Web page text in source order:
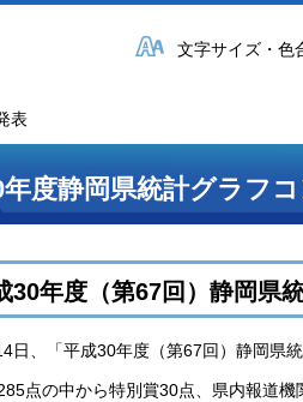
文字サイズ・色
表
度静岡県統計グラフ
30年度（第67回）静岡県
日、「平成30年度（第67回）静岡県
点の中から特別賞30点、県内報道